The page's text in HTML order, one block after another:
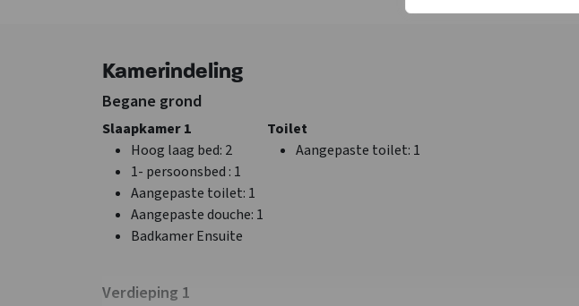
Wifi
Bar met
tapinstallatie
Bar
TV
toegestaan
Slaapkamer met
eigen sanitair
Vloer keuken
Kamerindeling
Begane grond
Slaapkamer 1
Hoog laag bed: 2
1- persoonsbed : 1
Aangepaste toilet: 1
Aangepaste douche: 1
Badkamer Ensuite
Toilet
Aangepaste toilet: 1
Verdieping 1